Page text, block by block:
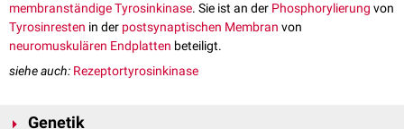
membranständigeTyrosinkinase. Sie ist an der Phosphorylierung von
Tyrosinresten in der postsynaptischen Membran von
neuromuskulären Endplatten beteiligt.
siehe auch: Rezeptortyrosinkinase
Genetik